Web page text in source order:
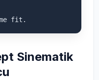
Sinematik